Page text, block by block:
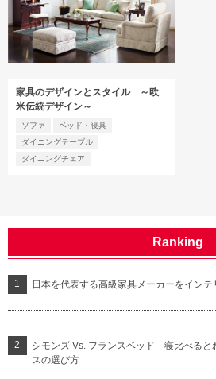
家具のデザインとスタイル ～欧
米伝統デザイン～
ソファ
ベッド・寝具
ダイニングテーブル
ダイニングチェア
Ranking
日本を代表する高級家具メーカーをイン
シモンズ Vs. フランスベッド 寝比べる
スの選び方